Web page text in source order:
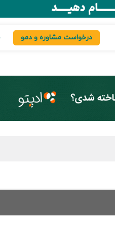
درخواست مشاوره و دمو